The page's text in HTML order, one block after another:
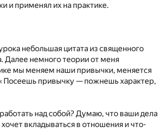
и применял их на практике.
небольшая цитата из священного
Далее немного теории от меня
мы меняем наши привычки, меняется
Посеешь привычку — пожнешь характер,
над собой? Думаю, что ваши дела
вкладываться в отношения и что-